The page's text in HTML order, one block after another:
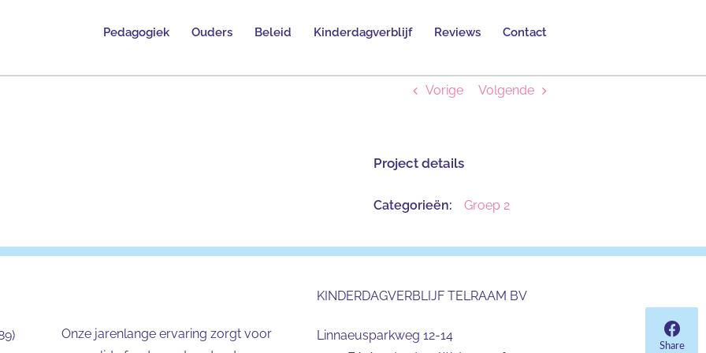
Pedagogiek Ouders Beleid Kinderdagverblijf Reviews Contact
Vorige Volgende
Project details
Categorieën: Groep 2
Onze jarenlange ervaring zorgt voor
KINDERDAGVERBLIJF TELRAAM BV
Linnaeusparkweg 12-14
Share